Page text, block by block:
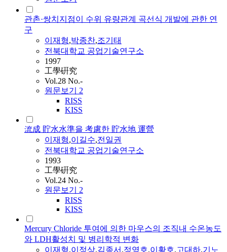
관촌·쌍치지점이 수위 유량관계 곡선식 개발에 관한 연
구
이재형,박종찬,조기태
전북대학교 공업기술연구소
1997
工學硏究
Vol.28 No.-
원문보기 2
RISS
KISS
流成 貯水水準을 考慮한 貯水地 運營
이재형,이길수,전일권
전북대학교 공업기술연구소
1993
工學硏究
Vol.24 No.-
원문보기 2
RISS
KISS
Mercury Chloride 투여에 의한 마우스의 조직내 수온농도
와 LDH활성치 및 병리학적 변화
이재형,이정상,김종서 ,정영호,이황호,고대하,기노